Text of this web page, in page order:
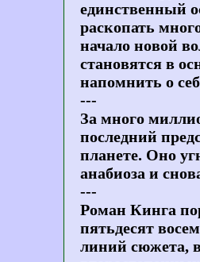
единственный
раскопать
начало новой
становятся в
напомнить о
---
За много
последний
планете. Оно
анабиоза и
---
Роман Кинга
пятьдесят
линий сюжета,